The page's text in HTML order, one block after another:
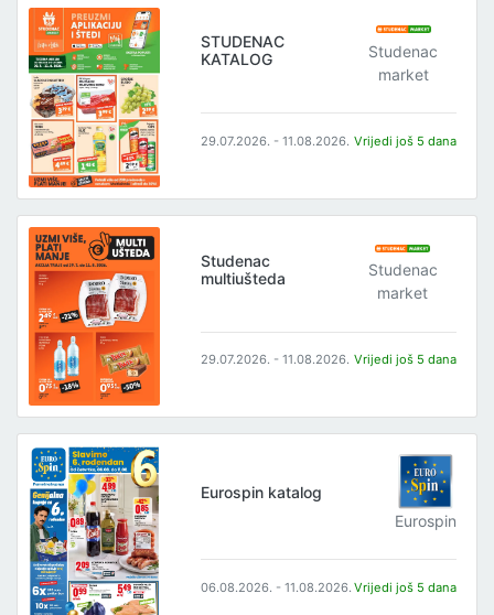
STUDENAC
KATALOG
Studenac
market
29.07.2026. - 11.08.2026. Vrijedi još 5 dana
Studenac
multiušteda
Studenac
market
29.07.2026. - 11.08.2026. Vrijedi još 5 dana
Eurospin katalog
Eurospin
06.08.2026. - 11.08.2026. Vrijedi još 5 dana